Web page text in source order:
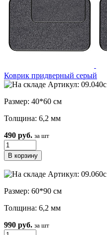
Коврик придверный серый
Артикул: 09.040с
Размер: 40*60 см
Толщина: 6,2 мм
490 руб. за шт
Артикул: 09.060с
Размер: 60*90 см
Толщина: 6,2 мм
990 руб. за шт